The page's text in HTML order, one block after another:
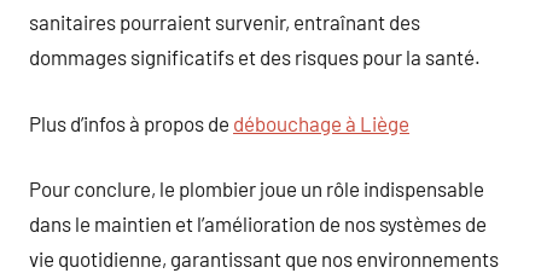
sanitaires pourraient survenir, entraînant des
dommages significatifs et des risques pour la santé.
Plus d’infos à propos de débouchage à Liège
Pour conclure, le plombier joue un rôle indispensable
dans le maintien et l’amélioration de nos systèmes de
vie quotidienne, garantissant que nos environnements